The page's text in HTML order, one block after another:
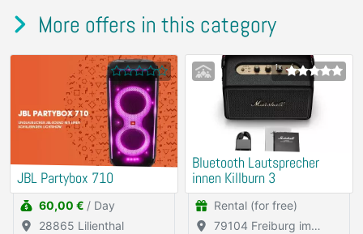
More offers in this category
JBL Partybox 710
60,00 € / Day
28865 Lilienthal
1x
Bluetooth Lautsprecher
innen Killburn 3
Rental (for free)